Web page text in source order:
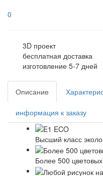
0
3D проект
бесплатная доставка
изготовление 5-7 дней
Описание
информация к заказу
Высший класс
Более 500